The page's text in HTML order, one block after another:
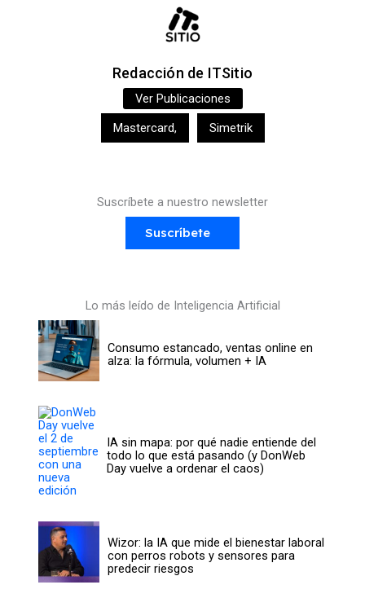
Redacción de ITSitio
Ver Publicaciones
Mastercard, Simetrik
Suscríbete a nuestro newsletter
Suscríbete
Lo más leído de Inteligencia Artificial
Consumo estancado, ventas online en
alza: la fórmula, volumen + IA
IA sin mapa: por qué nadie entiende del
todo lo que está pasando (y DonWeb
Day vuelve a ordenar el caos)
Wizor: la IA que mide el bienestar laboral
con perros robots y sensores para
predecir riesgos